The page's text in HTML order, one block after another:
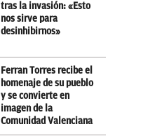
tras la invasión: «Esto
nos sirve para
desinhibirnos»
Ferran Torres recibe el
homenaje de su pueblo
y se convierte en
imagen de la
Comunidad Valenciana